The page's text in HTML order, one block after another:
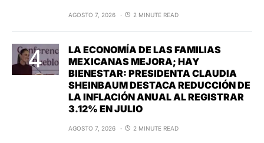
AGOSTO 7, 2026 2 MINUTE READ
LA ECONOMÍA DE LAS FAMILIAS
MEXICANAS MEJORA; HAY
BIENESTAR: PRESIDENTA CLAUDIA
SHEINBAUM DESTACA REDUCCIÓN DE
LA INFLACIÓN ANUAL AL REGISTRAR
3.12% EN JULIO
AGOSTO 7, 2026 2 MINUTE READ